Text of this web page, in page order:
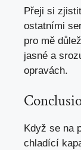
Přeji si
ostatními
pro mě
jasné a
opravách.
Když se na
chladící